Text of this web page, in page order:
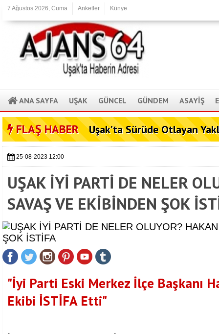
7 Ağustos 2026, Cuma Anketler Künye
ANA SAYFA UŞAK GÜNCEL GÜNDEM ASAYİŞ
FLAŞ HABER Uşak’ta Sürüde Otlayan
25-08-2023 12:00
UŞAK İYİ PARTİ DE NELER
SAVAŞ VE EKİBİNDEN ŞOK
"İyi Parti Eski Merkez İlçe Başkanı
Ekibi İSTİFA Etti"